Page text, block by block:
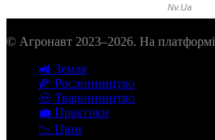
© Агронавт 2023–2026. На платформі
🚜 Земля
🌽 Рослинництво
🐽 Тваринництво
💼 Практики
📉 Ціни